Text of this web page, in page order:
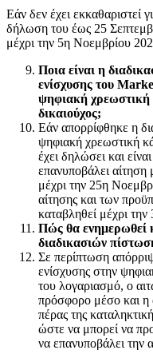
Εάν δεν έχει εκκαθαριστεί
δήλωση του έως 25
μέχρι την 5η Νοεμβρίου
Ποια είναι η
ενίσχυσης του
ψηφιακή χρεωστική
δικαιούχος;
Εάν απορρίφθηκε η
ψηφιακή χρεωστική
έχει δηλώσει και
επανυποβάλει
μέχρι την 25η
αίτησης και των
καταβληθεί μέχρι
Πώς θα ενημερωθεί
διαδικασιών
Σε περίπτωση
ενίσχυσης στην
του λογαριασμό, ο
πρόσφορο μέσο και η
πέρας της
ώστε να μπορεί να
να επανυποβάλει την